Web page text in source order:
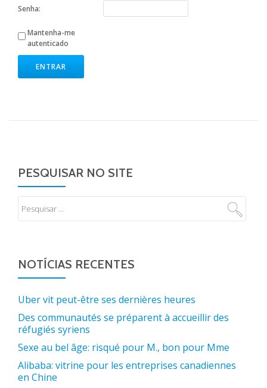
Senha:
Mantenha-me
autenticado
ENTRAR
PESQUISAR NO SITE
NOTÍCIAS RECENTES
Uber vit peut-être ses dernières heures
Des communautés se préparent à accueillir des
réfugiés syriens
Sexe au bel âge: risqué pour M., bon pour Mme
Alibaba: vitrine pour les entreprises canadiennes
en Chine